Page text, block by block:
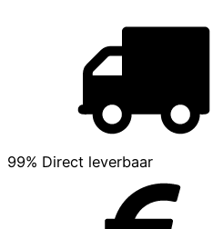
99% Direct leverbaar